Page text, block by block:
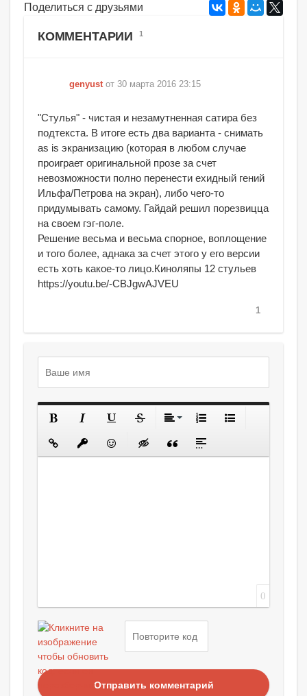
Поделиться с друзьями
КОММЕНТАРИИ 1
genyust от 30 марта 2016 23:15
1
"Стулья" - чистая и незамутненная сатира без
подтекста. В итоге есть два варианта - снимать
as is экранизацию (которая в любом случае
проиграет оригинальной прозе за счет
невозможности полно перенести ехидный гений
Ильфа/Петрова на экран), либо чего-то
придумывать самому. Гайдай решил порезвицца
на своем гэг-поле.
Решение весьма и весьма спорное, воплощение
и того более, аднака за счет этого у его версии
есть хоть какое-то лицо.Киноляпы 12 стульев
https://youtu.be/-CBJgwAJVEU
0
Отправить комментарий